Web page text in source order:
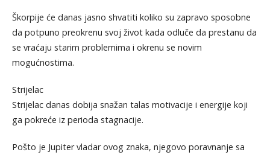
Škorpije će danas jasno shvatiti koliko su zapravo sposobne
da potpuno preokrenu svoj život kada odluče da prestanu da
se vraćaju starim problemima i okrenu se novim
mogućnostima.
Strijelac
Strijelac danas dobija snažan talas motivacije i energije koji
ga pokreće iz perioda stagnacije.
Pošto je Jupiter vladar ovog znaka, njegovo poravnanje sa